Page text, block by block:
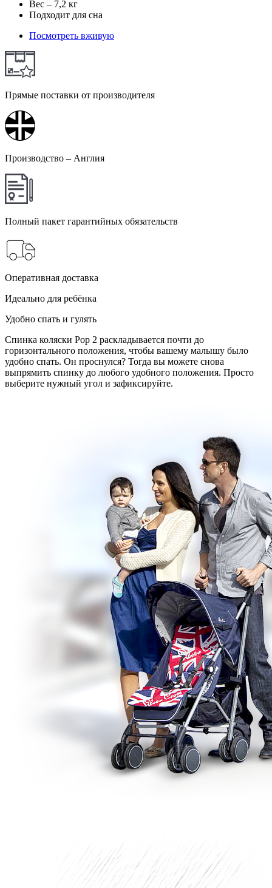
Вес – 7,2 кг
Подходит для сна
Посмотреть вживую
Прямые поставки от производителя
Производство – Англия
Полный пакет гарантийных обязательств
Оперативная доставка
Идеально для ребёнка
Удобно спать и гулять
Спинка коляски Pop 2 раскладывается почти до
горизонтального положения, чтобы вашему малышу было
удобно спать. Он проснулся? Тогда вы можете снова
выпрямить спинку до любого удобного положения. Просто
выберите нужный угол и зафиксируйте.